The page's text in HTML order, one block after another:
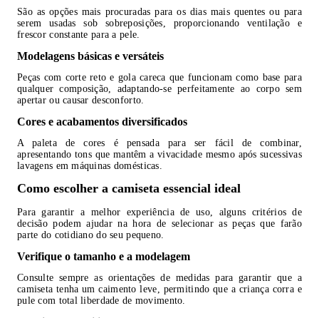
São as opções mais procuradas para os dias mais quentes ou para
serem usadas sob sobreposições, proporcionando ventilação e
frescor constante para a pele.
Modelagens básicas e versáteis
Peças com corte reto e gola careca que funcionam como base para
qualquer composição, adaptando-se perfeitamente ao corpo sem
apertar ou causar desconforto.
Cores e acabamentos diversificados
A paleta de cores é pensada para ser fácil de combinar,
apresentando tons que mantêm a vivacidade mesmo após sucessivas
lavagens em máquinas domésticas.
Como escolher a camiseta essencial ideal
Para garantir a melhor experiência de uso, alguns critérios de
decisão podem ajudar na hora de selecionar as peças que farão
parte do cotidiano do seu pequeno.
Verifique o tamanho e a modelagem
Consulte sempre as orientações de medidas para garantir que a
camiseta tenha um caimento leve, permitindo que a criança corra e
pule com total liberdade de movimento.